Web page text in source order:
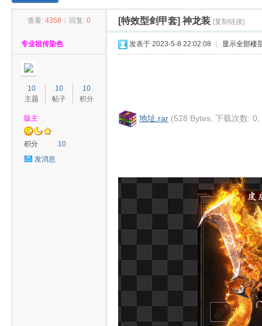
› ›
查看: 4358 回复: 0 [特效型剑甲套] 神龙装 [复制链接]
专业祖传染色
10
主题
10
帖子
10
积分
版主
积分
10
发消息
发表于 2023-5-8 22:02:08 显示全部楼
地址.rar (528 Bytes, 下载次数: